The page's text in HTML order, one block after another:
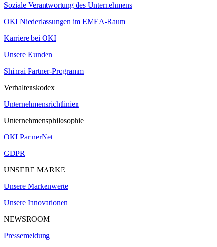
Soziale Verantwortung des Unternehmens
OKI Niederlassungen im EMEA-Raum
Karriere bei OKI
Unsere Kunden
Shinrai Partner-Programm
Verhaltenskodex
Unternehmensrichtlinien
Unternehmensphilosophie
OKI PartnerNet
GDPR
UNSERE MARKE
Unsere Markenwerte
Unsere Innovationen
NEWSROOM
Pressemeldung